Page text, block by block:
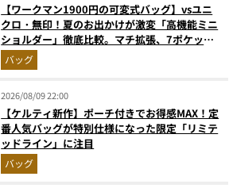
【ワークマン1900円の可変式バッグ】vsユニ
クロ・無印！夏のお出かけが激変「高機能ミニ
ショルダー」徹底比較。マチ拡張、7ポケッ
ト、3WAYの傑作揃い
バッグ
2026/08/09 22:00
【ケルティ新作】ポーチ付きでお得感MAX！定
番人気バッグが特別仕様になった限定「リミテ
ッドライン」に注目
バッグ